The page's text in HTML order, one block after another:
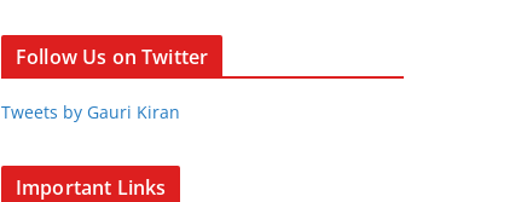
Follow Us on Twitter
Tweets by Gauri Kiran
Important Links